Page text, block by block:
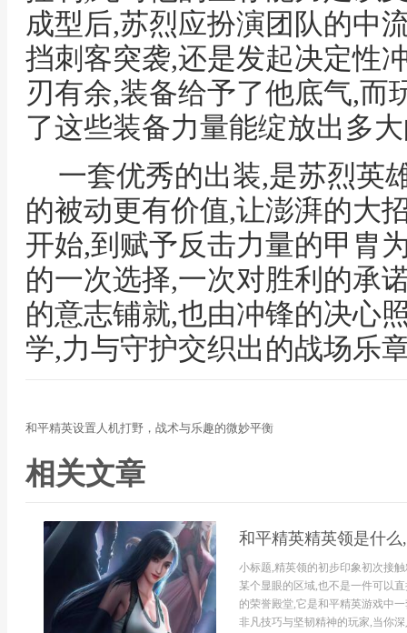
成型后,苏烈应扮演团队的中
挡刺客突袭,还是发起决定性
刃有余,装备给予了他底气,而
了这些装备力量能绽放出多
一套优秀的出装,是苏烈英
的被动更有价值,让澎湃的大
开始,到赋予反击力量的甲胄
的一次选择,一次对胜利的承
的意志铺就,也由冲锋的决心
学,力与守护交织出的战场乐
和平精英设置人机打野，战术与乐趣的微妙平衡
相关文章
和平精英精英领是什
小标题,精英领的初步印象初次接
某个显眼的区域,也不是一件可以
的荣誉殿堂,它是和平精英游戏中
非凡技巧与坚韧精神的玩家,当你